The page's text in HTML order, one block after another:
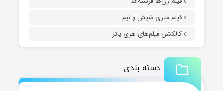
فیلم متری شیش و نیم
کالکشن فیلم‌های هری پاتر
دسته بندی